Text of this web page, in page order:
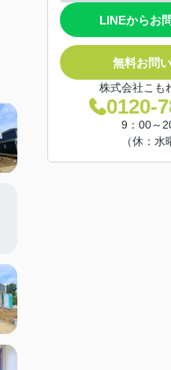
LINEからお
無料お問
株式会社こも
0120-
9：00～
（休：水